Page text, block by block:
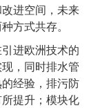
进空间，未来
方式共存。
进欧洲技术的
，同时排水管
经验，排污防
提升；模块化